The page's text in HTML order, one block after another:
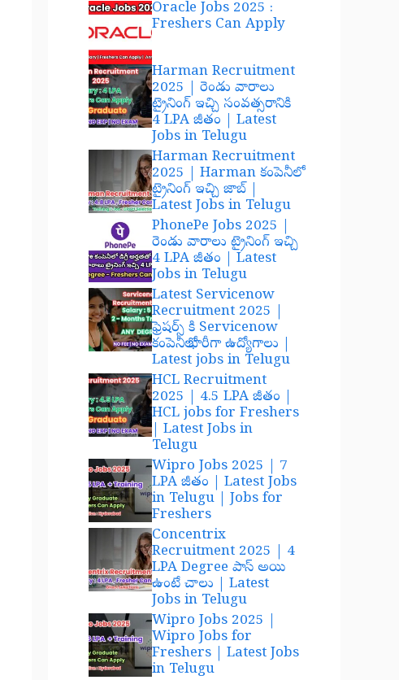
Oracle Jobs 2025 :
Freshers Can Apply
Harman Recruitment
2025 | రెండు వారాలు
ట్రైనింగ్ ఇచ్చి సంవత్సరానికి
4 LPA జీతం | Latest
Jobs in Telugu
Harman Recruitment
2025 | Harman కంపెనీలో
ట్రైనింగ్ ఇచ్చి జాబ్ |
Latest Jobs in Telugu
PhonePe Jobs 2025 |
రెండు వారాలు ట్రైనింగ్ ఇచ్చి
4 LPA జీతం | Latest
Jobs in Telugu
Latest Servicenow
Recruitment 2025 |
ఫ్రెషర్స్ కి Servicenow
కంపెనీలో భారీగా ఉద్యోగాలు |
Latest jobs in Telugu
HCL Recruitment
2025 | 4.5 LPA జీతం |
HCL jobs for Freshers
| Latest Jobs in
Telugu
Wipro Jobs 2025 | 7
LPA జీతం | Latest Jobs
in Telugu | Jobs for
Freshers
Concentrix
Recruitment 2025 | 4
LPA Degree పాస్ అయి
ఉంటే చాలు | Latest
Jobs in Telugu
Wipro Jobs 2025 |
Wipro Jobs for
Freshers | Latest Jobs
in Telugu